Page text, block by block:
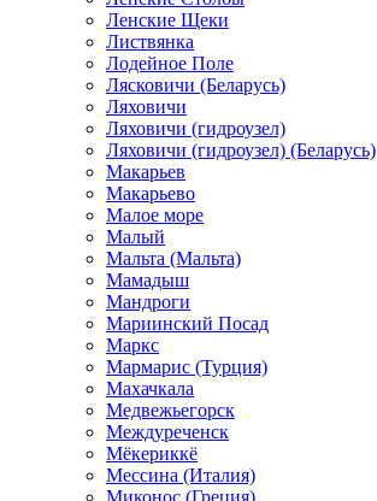
Ленские Щеки
Листвянка
Лодейное Поле
Лясковичи (Беларусь)
Ляховичи
Ляховичи (гидроузел)
Ляховичи (гидроузел) (Беларусь)
Макарьев
Макарьево
Малое море
Малый
Мальта (Мальта)
Мамадыш
Мандроги
Мариинский Посад
Маркс
Мармарис (Турция)
Махачкала
Медвежьегорск
Междуреченск
Мёкериккё
Мессина (Италия)
Миконос (Греция)